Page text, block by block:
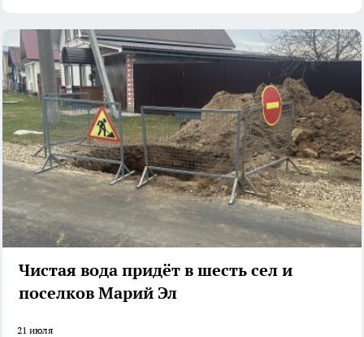
Чистая вода придёт в шесть сел и
поселков Марий Эл
21 июля